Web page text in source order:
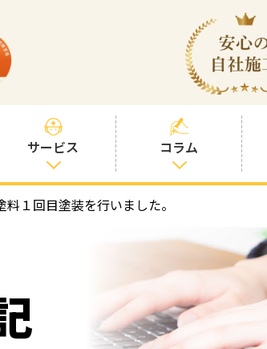
サービス
塗装プランと価
お客様との交流
を大切に
コラム
社長コラム
塗装コラム
塗料コラム
１回目塗装を行いました。